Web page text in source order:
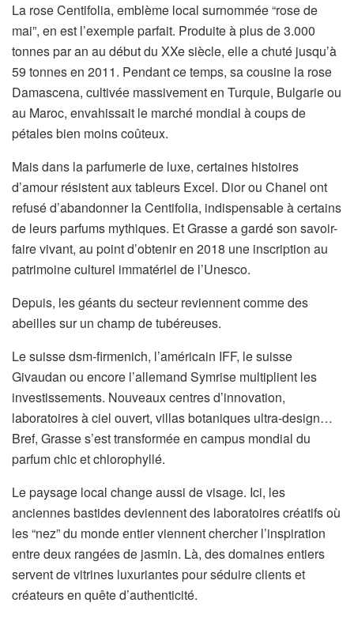
La rose Centifolia, emblème local surnommée “rose de
mai”, en est l’exemple parfait. Produite à plus de 3.000
tonnes par an au début du XXe siècle, elle a chuté jusqu’à
59 tonnes en 2011. Pendant ce temps, sa cousine la rose
Damascena, cultivée massivement en Turquie, Bulgarie ou
au Maroc, envahissait le marché mondial à coups de
pétales bien moins coûteux.
Mais dans la parfumerie de luxe, certaines histoires
d’amour résistent aux tableurs Excel. Dior ou Chanel ont
refusé d’abandonner la Centifolia, indispensable à certains
de leurs parfums mythiques. Et Grasse a gardé son savoir-
faire vivant, au point d’obtenir en 2018 une inscription au
patrimoine culturel immatériel de l’Unesco.
Depuis, les géants du secteur reviennent comme des
abeilles sur un champ de tubéreuses.
Le suisse dsm-firmenich, l’américain IFF, le suisse
Givaudan ou encore l’allemand Symrise multiplient les
investissements. Nouveaux centres d’innovation,
laboratoires à ciel ouvert, villas botaniques ultra-design…
Bref, Grasse s’est transformée en campus mondial du
parfum chic et chlorophyllé.
Le paysage local change aussi de visage. Ici, les
anciennes bastides deviennent des laboratoires créatifs où
les “nez” du monde entier viennent chercher l’inspiration
entre deux rangées de jasmin. Là, des domaines entiers
servent de vitrines luxuriantes pour séduire clients et
créateurs en quête d’authenticité.